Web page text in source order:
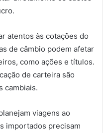
atentos às cotações do
de câmbio podem afetar
como ações e títulos.
de carteira são
cambiais.
viagens ao
importados precisam